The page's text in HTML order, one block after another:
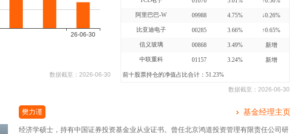
数据截至： 2026-06-30
阿里巴巴-W 09988 4.75% ↓0.26%
比亚迪电子 00285 3.66% ↑0.65%
信义玻璃 00868 3.49% 新增
中联重科 01157 3.24% 新增
前十股票持仓的净值占比合计：51.23%
数据截至： 2026-06-30
樊力谨 基金经理主页
经济学硕士，持有中国证券投资基金业从业证书。曾任北京鸿道投资管理有限责任公司研